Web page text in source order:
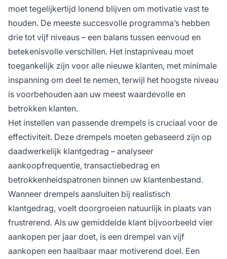
moet tegelijkertijd lonend blijven om motivatie vast te
houden. De meeste succesvolle programma’s hebben
drie tot vijf niveaus – een balans tussen eenvoud en
betekenisvolle verschillen. Het instapniveau moet
toegankelijk zijn voor alle nieuwe klanten, met minimale
inspanning om deel te nemen, terwijl het hoogste niveau
is voorbehouden aan uw meest waardevolle en
betrokken klanten.
Het instellen van passende drempels is cruciaal voor de
effectiviteit. Deze drempels moeten gebaseerd zijn op
daadwerkelijk klantgedrag – analyseer
aankoopfrequentie, transactiebedrag en
betrokkenheidspatronen binnen uw klantenbestand.
Wanneer drempels aansluiten bij realistisch
klantgedrag, voelt doorgroeien natuurlijk in plaats van
frustrerend. Als uw gemiddelde klant bijvoorbeeld vier
aankopen per jaar doet, is een drempel van vijf
aankopen een haalbaar maar motiverend doel. Een